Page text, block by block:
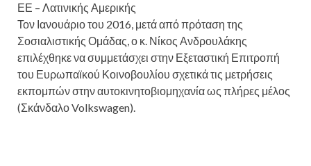
ΕΕ – Λατινικής Αμερικής
Τον Ιανουάριο του 2016, μετά από πρόταση της
Σοσιαλιστικής Ομάδας, ο κ. Νίκος Ανδρουλάκης
επιλέχθηκε να συμμετάσχει στην Εξεταστική Επιτροπή
του Ευρωπαϊκού Κοινοβουλίου σχετικά τις μετρήσεις
εκπομπών στην αυτοκινητοβιομηχανία ως πλήρες μέλος
(Σκάνδαλο Volkswagen).